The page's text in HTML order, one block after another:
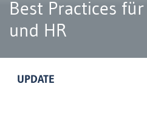
Best Practices
und HR
UPDATE